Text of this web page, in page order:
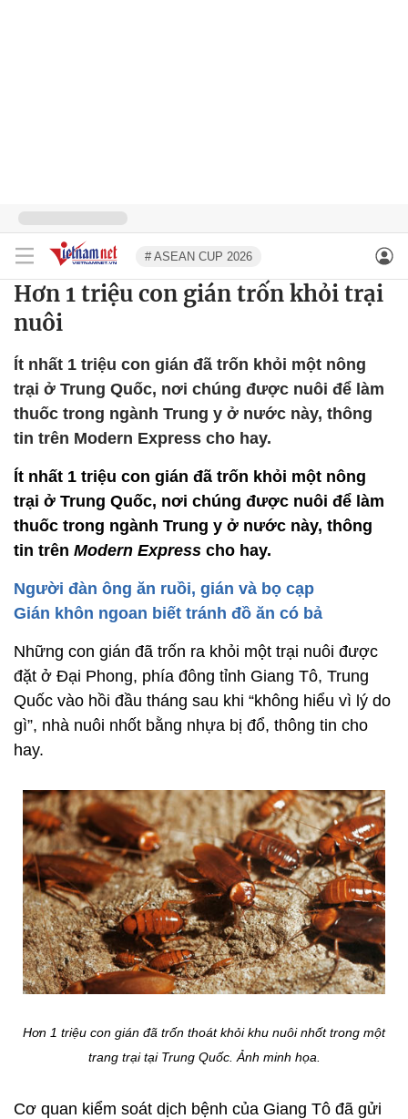
# ASEAN CUP 2026
Hơn 1 triệu con gián trốn khỏi trại
nuôi
Ít nhất 1 triệu con gián đã trốn khỏi một nông
trại ở Trung Quốc, nơi chúng được nuôi để làm
thuốc trong ngành Trung y ở nước này, thông
tin trên Modern Express cho hay.
Ít nhất 1 triệu con gián đã trốn khỏi một nông
trại ở Trung Quốc, nơi chúng được nuôi để làm
thuốc trong ngành Trung y ở nước này, thông
tin trên Modern Express cho hay.
Người đàn ông ăn ruồi, gián và bọ cạp
Gián khôn ngoan biết tránh đồ ăn có bả
Những con gián đã trốn ra khỏi một trại nuôi được
đặt ở Đại Phong, phía đông tỉnh Giang Tô, Trung
Quốc vào hồi đầu tháng sau khi “không hiểu vì lý do
gì”, nhà nuôi nhốt bằng nhựa bị đổ, thông tin cho
hay.
Hơn 1 triệu con gián đã trốn thoát khỏi khu nuôi nhốt trong một
trang trại tại Trung Quốc. Ảnh minh họa.
Cơ quan kiểm soát dịch bệnh của Giang Tô đã gửi